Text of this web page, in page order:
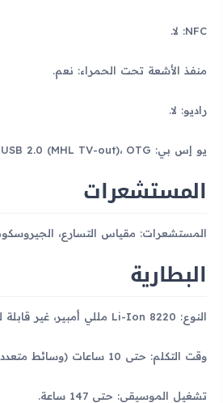
NFC: لا.
منفذ الأشعة تحت الحمراء: نعم.
راديو: لا.
يو إس بي: microUSB 2.0 (MHL TV-out)، OTG.
المستشعرات
المستشعرات: مقياس التسارع،
البطارية
النوع: Li-Ion 8220 مللي أمبير، غير قابلة للإزالة.
وقت التكلم: حتى 10 ساعات (وسائط متعددة).
تشغيل الموسيقى: حتى 147 ساعة.